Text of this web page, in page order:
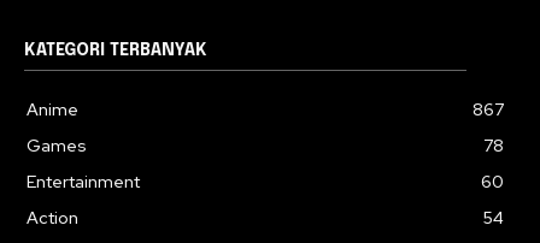
KATEGORI TERBANYAK
Anime
867
Games
78
Entertainment
60
Action
54